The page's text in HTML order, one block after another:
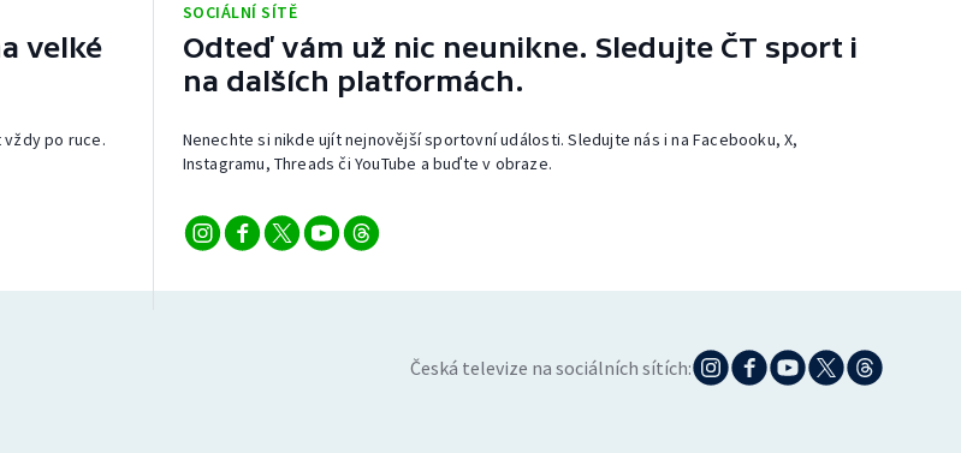
velké
vždy po ruce.
SOCIÁLNÍ SÍTĚ
Odteď vám už nic neunikne. Sledujte ČT sport i
na dalších platformách.
Nenechte si nikde ujít nejnovější sportovní události. Sledujte nás i na Facebooku, X,
Instagramu, Threads či YouTube a buďte v obraze.
Česká televize na sociálních sítích: